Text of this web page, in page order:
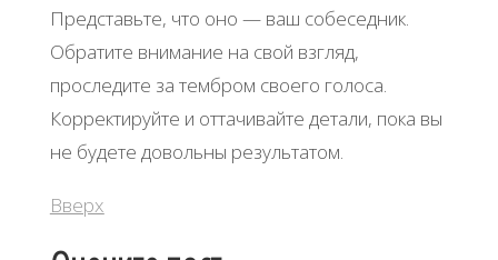
Представьте, что оно — ваш собеседник.
Обратите внимание на свой взгляд,
проследите за тембром своего голоса.
Корректируйте и оттачивайте детали, пока вы
не будете довольны результатом.
Вверх